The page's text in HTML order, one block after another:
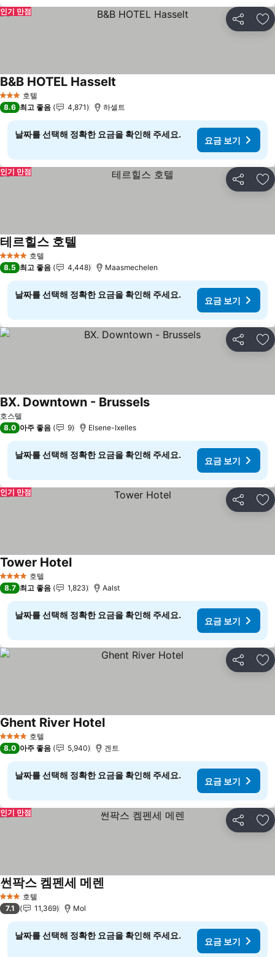
공유 즐
인기 만점
3 성급 호텔
B&B HOTEL Hasselt
8.6 최고 좋음 4,871 하셀트
날짜를 선택해 정확한 요금을 확인해 주세요.
요금 보기
공유 즐
인기 만점
4 성급 호텔
테르힐스 호텔
8.5 최고 좋음 4,448 Maasmechelen
날짜를 선택해 정확한 요금을 확인해 주세요.
요금 보기
공유 즐
호스텔
BX. Downtown - Brussels요금 보기
8.0 아주 좋음 9 Elsene-Ixelles
날짜를 선택해 정확한 요금을 확인해 주세요.
요금 보기
공유 즐
인기 만점
4 성급 호텔
Tower Hotel요금 보기
8.7 최고 좋음 1,823 Aalst
날짜를 선택해 정확한 요금을 확인해 주세요.
요금 보기
공유 즐
4 성급 호텔
Ghent River Hotel요금 보기
8.0 아주 좋음 5,940 겐트
날짜를 선택해 정확한 요금을 확인해 주세요.
요금 보기
공유 즐
인기 만점
3 성급 호텔
썬팍스 켐펜세 메렌
7.1 11,369 Mol
날짜를 선택해 정확한 요금을 확인해 주세요.
요금 보기